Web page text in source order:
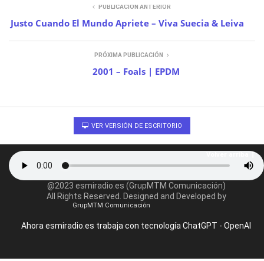
PUBLICACIÓN ANTERIOR
Justo Cuando El Mundo Apriete – Viva Suecia & Leiva
PRÓXIMA PUBLICACIÓN
2001 – Foals | EPDM
VER VERSIÓN DE ESCRITORIO
@2023 esmiradio.es (GrupMTM Comunicación)
All Rights Reserved. Designed and Developed by
GrupMTM Comunicación
Ahora esmiradio.es trabaja con tecnología ChatGPT - OpenAI